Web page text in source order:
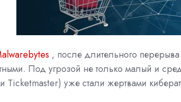
, после длительного перерыва
Под угрозой не только малый и
Ticketmaster) уже стали жертвами